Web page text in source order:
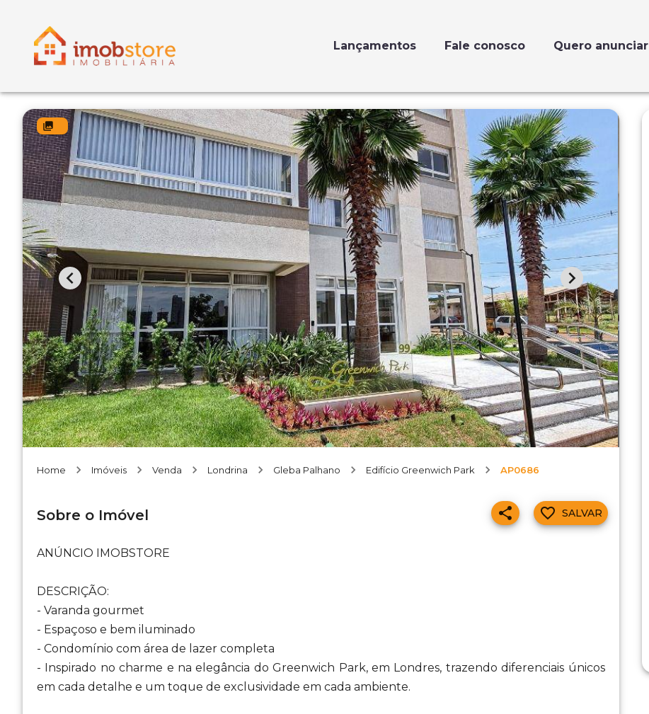
Lançamentos Fale conosco Quero anunciar
Home Imóveis Venda Londrina Gleba Palhano Edifício Greenwich Park AP0686
Sobre o Imóvel
ANÚNCIO IMOBSTORE
DESCRIÇÃO:
- Varanda gourmet
- Espaçoso e bem iluminado
- Condomínio com área de lazer completa
- Inspirado no charme e na elegância do Greenwich Park, em Londres, trazendo diferenciais únicos
em cada detalhe e um toque de exclusividade em cada ambiente.
SALVAR